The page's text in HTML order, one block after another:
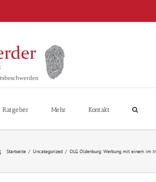
Ratgeber Mehr Kontakt
Startseite / Uncategorized / OLG Oldenburg: Werbung mit einem im